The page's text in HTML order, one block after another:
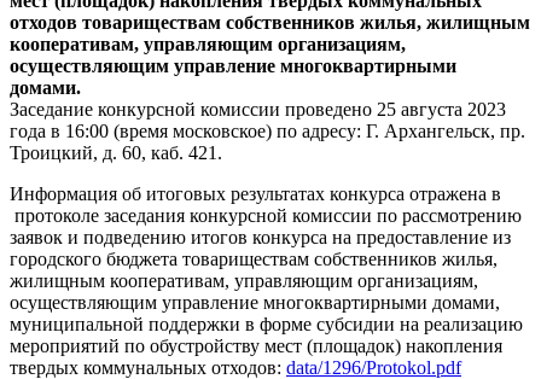
отходов товариществам собственников жилья, жилищным
кооперативам, управляющим организациям,
осуществляющим управление многоквартирными
домами.
Заседание конкурсной комиссии проведено 25 августа 2023
года в 16:00 (время московское) по адресу: Г. Архангельск, пр.
Троицкий, д. 60, каб. 421.
Информация об итоговых результатах конкурса отражена в
протоколе заседания конкурсной комиссии по рассмотрению
заявок и подведению итогов конкурса на предоставление из
городского бюджета товариществам собственников жилья,
жилищным кооперативам, управляющим организациям,
осуществляющим управление многоквартирными домами,
муниципальной поддержки в форме субсидии на реализацию
мероприятий по обустройству мест (площадок) накопления
твердых коммунальных отходов: data/1296/Protokol.pdf